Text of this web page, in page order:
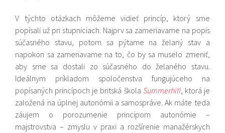
V týchto otázkach môžeme vidieť princíp, ktorý sme
popísali už pri stupniciach. Najprv sa zameriavame na popis
súčasného stavu, potom sa pýtame na želaný stav a
napokon sa zameriavame na to, čo by sa muselo zmeniť,
aby sme sa dostali zo súčasného do želaného stavu.
Ideálnym príkladom spoločenstva fungujúceho na
popísaných princípoch je britská škola Summerhill, ktorá je
založená na úplnej autonómii a samospráve. Ak máte teda
záujem o porozumenie princípom autonómie –
majstrovstva – zmyslu v praxi a rozšírenie manažérskych